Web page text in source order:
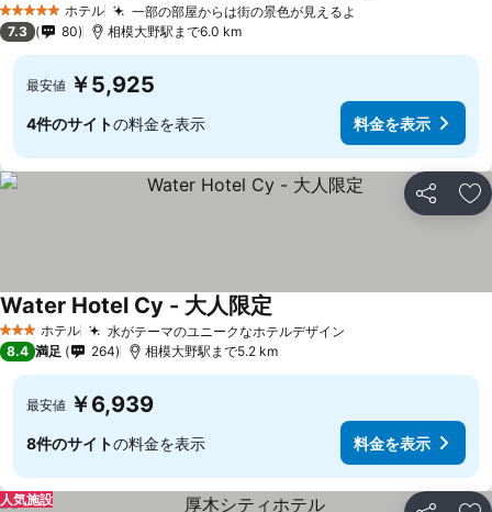
5 ホテルのランク
ホテル 一部の部屋からは街の景色が見えるよ
7.3 80 相模大野駅まで6.0 km
最安値 ￥5,925
4件のサイトの料金を表示 料金を表示
シェア お
3 ホテルのランク
ホテル 水がテーマのユニークなホテルデザイン
Water Hotel Cy - 大人限定
8.4 満足 264 相模大野駅まで5.2 km
最安値 ￥6,939
8件のサイトの料金を表示 料金を表示
人気施設